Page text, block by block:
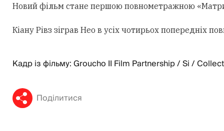
Новий фільм стане першою повнометражною
Кіану Рівз зіграв Нео в усіх чотирьох попередніх
Кадр із фільму: Groucho II Film Partnership / Si /
Поділитися